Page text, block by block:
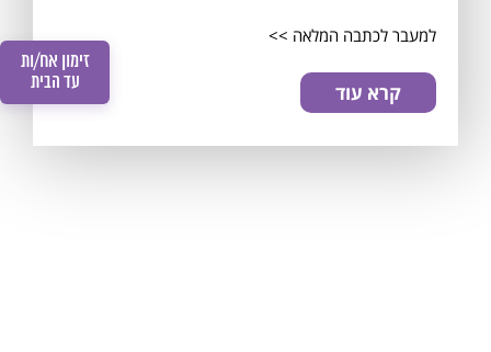
למעבר לכתבה המלאה >>
קרא עוד
זימון אח/ות
עד הבית